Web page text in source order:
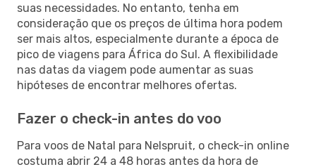
suas necessidades. No entanto, tenha em
consideração que os preços de última hora podem
ser mais altos, especialmente durante a época de
pico de viagens para África do Sul. A flexibilidade
nas datas da viagem pode aumentar as suas
hipóteses de encontrar melhores ofertas.
Fazer o check-in antes do voo
Para voos de Natal para Nelspruit, o check-in online
costuma abrir 24 a 48 horas antes da hora de